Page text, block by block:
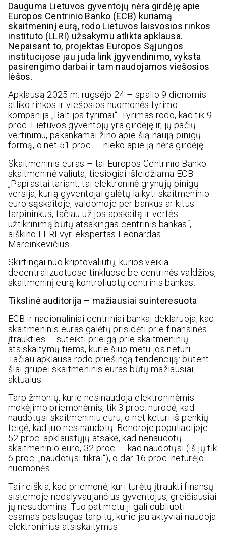
Dauguma Lietuvos gyventojų nėra girdėję apie
Europos Centrinio Banko (ECB) kuriamą
skaitmeninį eurą, rodo Lietuvos laisvosios rinkos
instituto (LLRI) užsakymu atlikta apklausa.
Nepaisant to, projektas Europos Sąjungos
institucijose jau juda link įgyvendinimo, vyksta
pasirengimo darbai ir tam naudojamos viešosios
lėšos.
Apklausą 2025 m. rugsėjo 24 – spalio 9 dienomis
atliko rinkos ir viešosios nuomonės tyrimo
kompanija „Baltijos tyrimai“. Tyrimas rodo, kad tik 9
proc. Lietuvos gyventojų yra girdėję ir, jų pačių
vertinimu, pakankamai žino apie šią naują pinigų
formą, o net 51 proc. – nieko apie ją nėra girdėję.
Skaitmeninis euras – tai Europos Centrinio Banko
skaitmeninė valiuta, tiesiogiai išleidžiama ECB.
„Paprastai tariant, tai elektroninė grynųjų pinigų
versija, kurią gyventojai galėtų laikyti skaitmeninio
euro sąskaitoje, valdomoje per bankus ar kitus
tarpininkus, tačiau už jos apskaitą ir vertės
užtikrinimą būtų atsakingas centrinis bankas“, –
aiškino LLRI vyr. ekspertas Leonardas
Marcinkevičius.
Skirtingai nuo kriptovaliutų, kurios veikia
decentralizuotuose tinkluose be centrinės valdžios,
skaitmeninį eurą kontroliuotų centrinis bankas.
Tikslinė auditorija – mažiausiai suinteresuota
ECB ir nacionaliniai centriniai bankai deklaruoja, kad
skaitmeninis euras galėtų prisidėti prie finansinės
įtraukties – suteikti prieigą prie skaitmeninių
atsiskaitymų tiems, kurie šiuo metu jos neturi.
Tačiau apklausa rodo priešingą tendenciją: būtent
šiai grupei skaitmeninis euras būtų mažiausiai
aktualus.
Tarp žmonių, kurie nesinaudoja elektroninėmis
mokėjimo priemonėmis, tik 3 proc. nurodė, kad
naudotųsi skaitmeniniu euru, o net keturi iš penkių
teigė, kad juo nesinaudotų. Bendroje populiacijoje
52 proc. apklaustųjų atsakė, kad nenaudotų
skaitmeninio euro, 32 proc. – kad naudotųsi (iš jų tik
6 proc. „naudotųsi tikrai“), o dar 16 proc. neturėjo
nuomonės.
Tai reiškia, kad priemonė, kuri turėtų įtraukti finansų
sistemoje nedalyvaujančius gyventojus, greičiausiai
jų nesudomins. Tuo pat metu ji gali dubliuoti
esamas paslaugas tarp tų, kurie jau aktyviai naudoja
elektroninius atsiskaitymus.